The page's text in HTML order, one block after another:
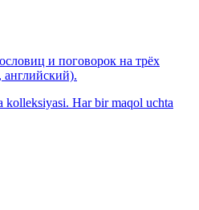
и поговорок на трёх
английский).
kolleksiyasi. Har bir maqol uchta